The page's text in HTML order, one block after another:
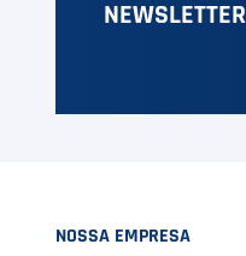
NEWSLETTER
NOSSA EMPRESA